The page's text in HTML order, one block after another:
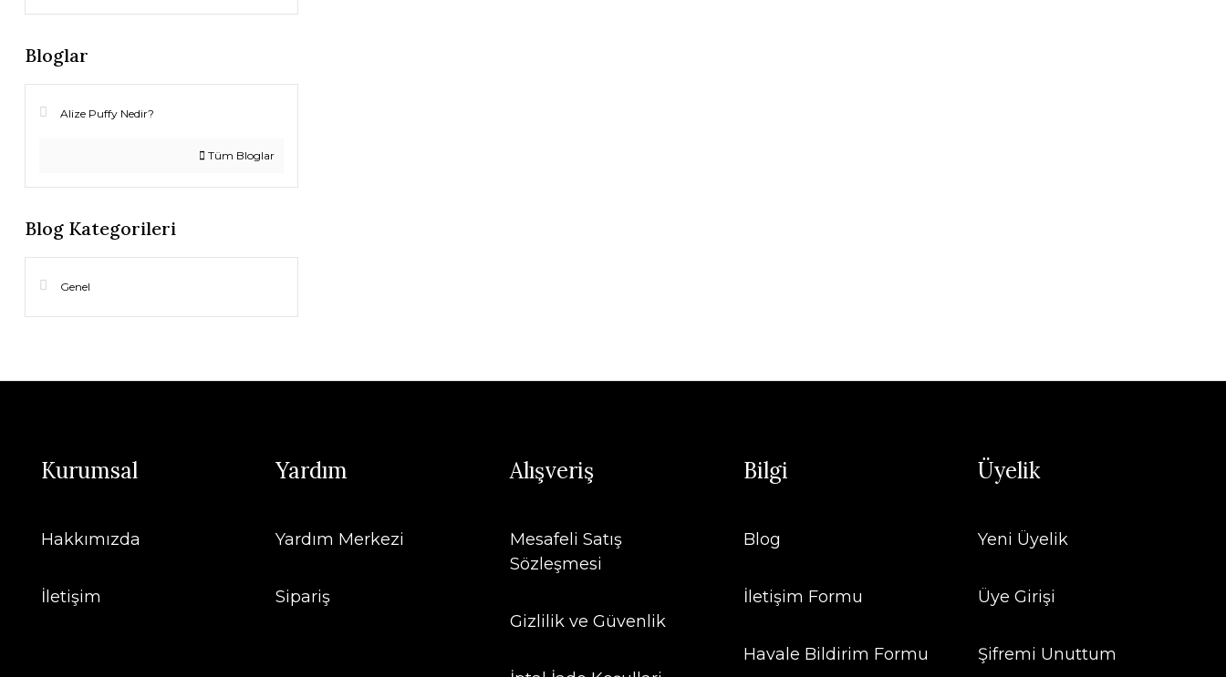
Bloglar
Alize Puffy Nedir?
Tüm Bloglar
Blog Kategorileri
Genel
Kurumsal
Hakkımızda
İletişim
Yardım
Yardım Merkezi
Sipariş
Alışveriş
Mesafeli Satış
Sözleşmesi
Gizlilik ve Güvenlik
Bilgi
Blog
İletişim Formu
Havale Bildirim Formu
Üyelik
Yeni Üyelik
Üye Girişi
Şifremi Unuttum